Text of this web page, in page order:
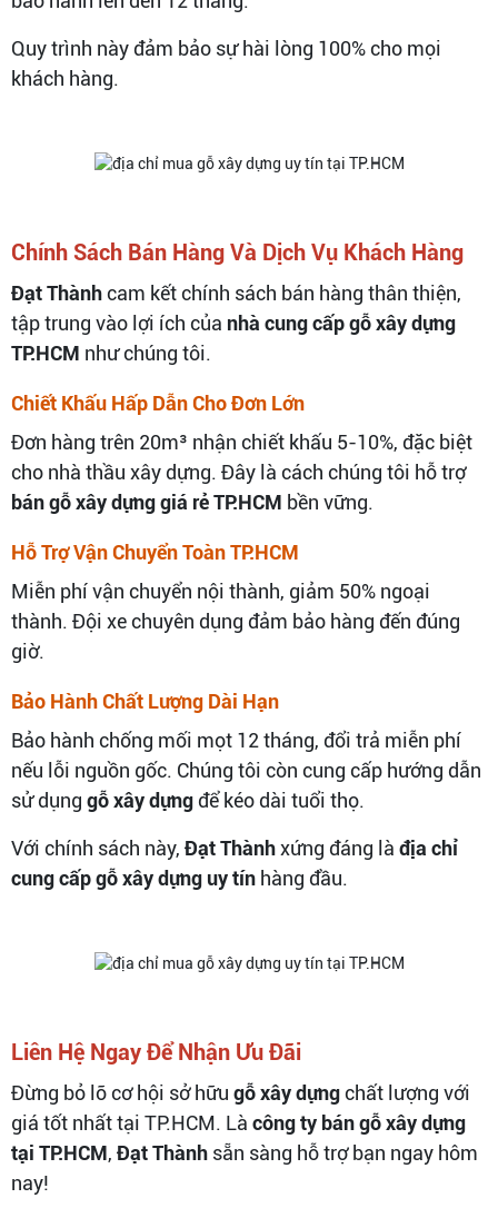
Quy trình này đảm bảo sự hài lòng 100% cho mọi
khách hàng.
Chính Sách Bán Hàng Và Dịch Vụ Khách Hàng
Đạt Thànhcam kết chính sách bán hàng thân thiện,
tập trung vào lợi ích của nhà cung cấp gỗ xây dựng
TP.HCM như chúng tôi.
Chiết Khấu Hấp Dẫn Cho Đơn Lớn
Đơn hàng trên 20m³ nhận chiết khấu 5-10%, đặc biệt
cho nhà thầu xây dựng. Đây là cách chúng tôi hỗ trợ
bán gỗ xây dựng giá rẻ TP.HCM bền vững.
Hỗ Trợ Vận Chuyển Toàn TP.HCM
Miễn phí vận chuyển nội thành, giảm 50% ngoại
thành. Đội xe chuyên dụng đảm bảo hàng đến đúng
giờ.
Bảo Hành Chất Lượng Dài Hạn
Bảo hành chống mối mọt 12 tháng, đổi trả miễn phí
nếu lỗi nguồn gốc. Chúng tôi còn cung cấp hướng dẫn
sử dụng gỗ xây dựngđể kéo dài tuổi thọ.
Với chính sách này, Đạt Thànhxứng đáng là địa chỉ
cung cấp gỗ xây dựng uy tín hàng đầu.
Liên Hệ Ngay Để Nhận Ưu Đãi
Đừng bỏ lỡ cơ hội sở hữu gỗ xây dựngchất lượng với
giá tốt nhất tại TP.HCM. Là công ty bán gỗ xây dựng
tại TP.HCM, Đạt Thành sẵn sàng hỗ trợ bạn ngay hôm
nay!